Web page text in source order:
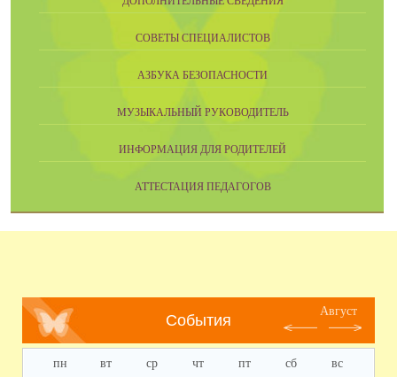
СОВЕТЫ СПЕЦИАЛИСТОВ
АЗБУКА БЕЗОПАСНОСТИ
МУЗЫКАЛЬНЫЙ РУКОВОДИТЕЛЬ
ИНФОРМАЦИЯ ДЛЯ РОДИТЕЛЕЙ
АТТЕСТАЦИЯ ПЕДАГОГОВ
События
Август
пн вт ср чт пт сб вс